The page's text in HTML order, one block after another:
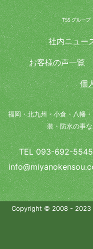
社内ニュー
お客様の声一覧
個
福岡・北九州・小倉・八幡
装・防水の事
TEL 093-692-
Copyright © 2008 - 2023